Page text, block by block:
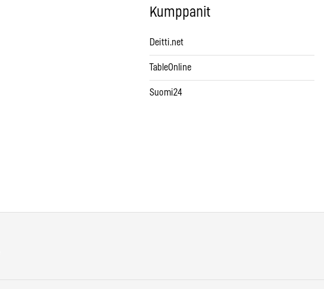
Kumppanit
Deitti.net
TableOnline
Suomi24